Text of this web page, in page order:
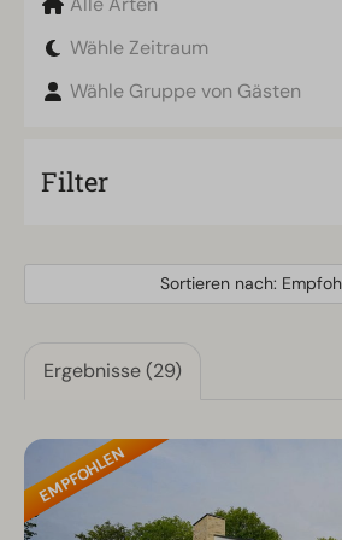
Wähle Zeitraum
Wähle Gruppe von Gästen
Filter
Sortieren nach:
Ergebnisse (29)
EMPFOHLEN